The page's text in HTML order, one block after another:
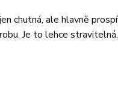
chutná, ale hlavně
Je to lehce